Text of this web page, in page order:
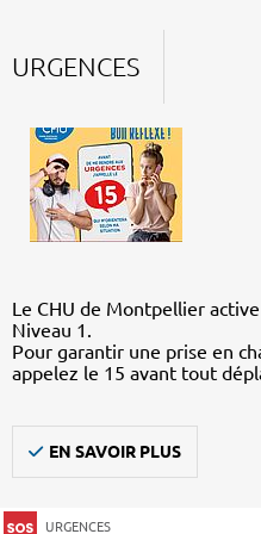
URGENCES
Le CHU de Montpellier
Niveau 1.
Pour garantir une prise en
appelez le 15 avant tout
EN SAVOIR PLUS
URGENCES